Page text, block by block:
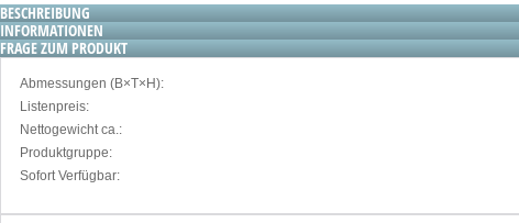
BESCHREIBUNG
INFORMATIONEN
FRAGE ZUM PRODUKT
Abmessungen (B×T×H):
Listenpreis:
Nettogewicht ca.:
Produktgruppe:
Sofort Verfügbar: